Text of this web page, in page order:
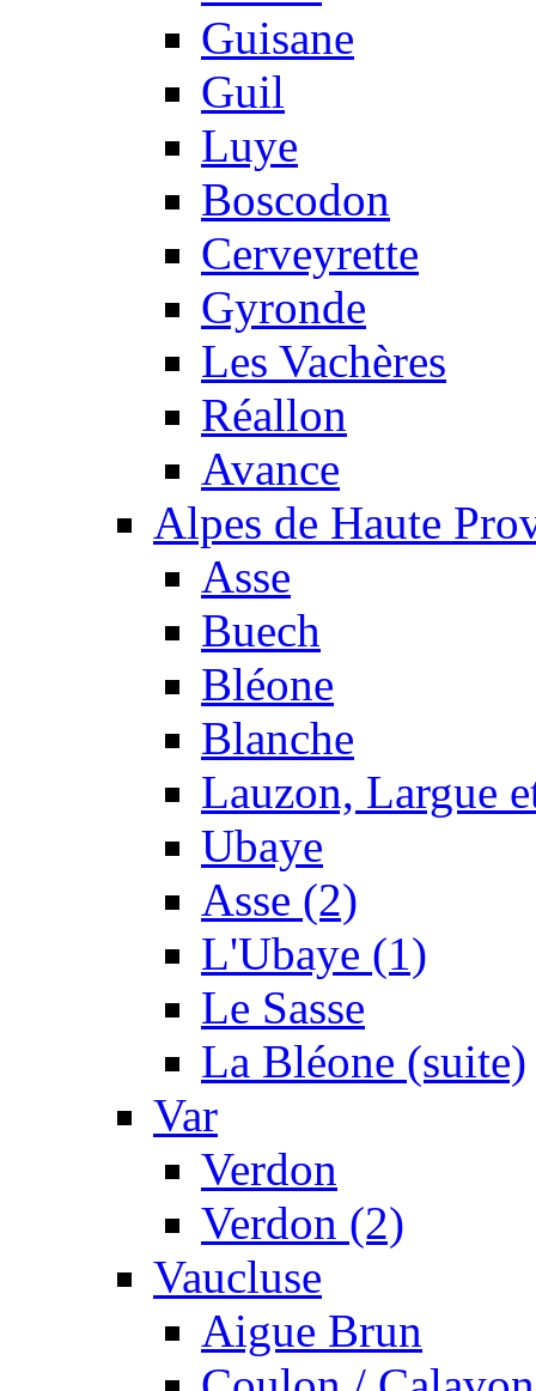
Guisane
Guil
Luye
Boscodon
Cerveyrette
Gyronde
Les Vachères
Réallon
Avance
Alpes de Haute
Asse
Buech
Bléone
Blanche
Lauzon, Largue
Ubaye
Asse (2)
L'Ubaye (1)
Le Sasse
La Bléone (suite)
Var
Verdon
Verdon (2)
Vaucluse
Aigue Brun